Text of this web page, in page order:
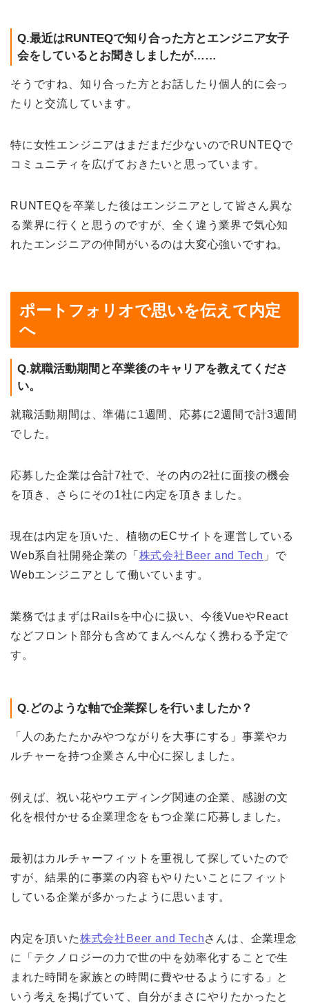
Q.最近はRUNTEQで知り合った方とエンジニア女子
会をしているとお聞きしましたが……
そうですね、知り合った方とお話したり個人的に会っ
たりと交流しています。
特に女性エンジニアはまだまだ少ないのでRUNTEQで
コミュニティを広げておきたいと思っています。
RUNTEQを卒業した後はエンジニアとして皆さん異な
る業界に行くと思うのですが、全く違う業界で気心知
れたエンジニアの仲間がいるのは大変心強いですね。
ポートフォリオで思いを伝えて内定
へ
Q.就職活動期間と卒業後のキャリアを教えてくださ
い。
就職活動期間は、準備に1週間、応募に2週間で計3週間
でした。
応募した企業は合計7社で、その内の2社に面接の機会
を頂き、さらにその1社に内定を頂きました。
現在は内定を頂いた、植物のECサイトを運営している
Web系自社開発企業の「 株式会社Beer and Tech 」で
Webエンジニアとして働いています。
業務ではまずはRailsを中心に扱い、今後VueやReact
などフロント部分も含めてまんべんなく携わる予定で
す。
Q.どのような軸で企業探しを行いましたか？
「人のあたたかみやつながりを大事にする」事業やカ
ルチャーを持つ企業さん中心に探しました。
例えば、祝い花やウエディング関連の企業、感謝の文
化を根付かせる企業理念をもつ企業に応募しました。
最初はカルチャーフィットを重視して探していたので
すが、結果的に事業の内容もやりたいことにフィット
している企業が多かったように思います。
内定を頂いた株式会社Beer and Techさんは、企業理念
に「テクノロジーの力で世の中を効率化することで生
まれた時間を家族との時間に費やせるようにする」と
いう考えを掲げていて、自分がまさにやりたかったと